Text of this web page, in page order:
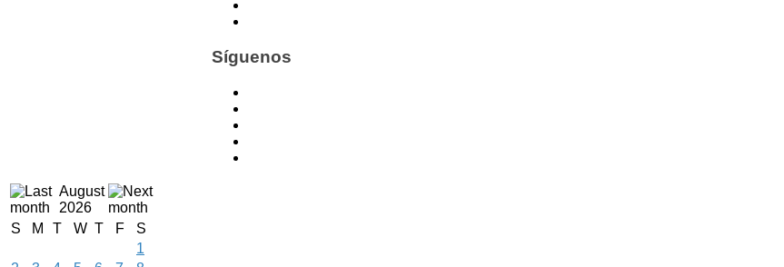
Síguenos
August
2026
S
M T W T F
S
1